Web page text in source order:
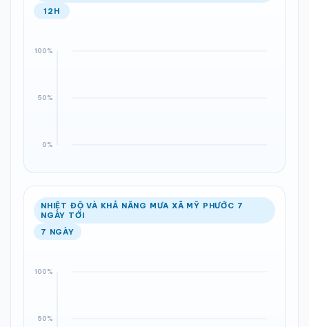
12H
NHIỆT ĐỘ VÀ KHẢ NĂNG MƯA XÃ MỸ PHƯỚC 7
NGÀY TỚI
7 NGÀY